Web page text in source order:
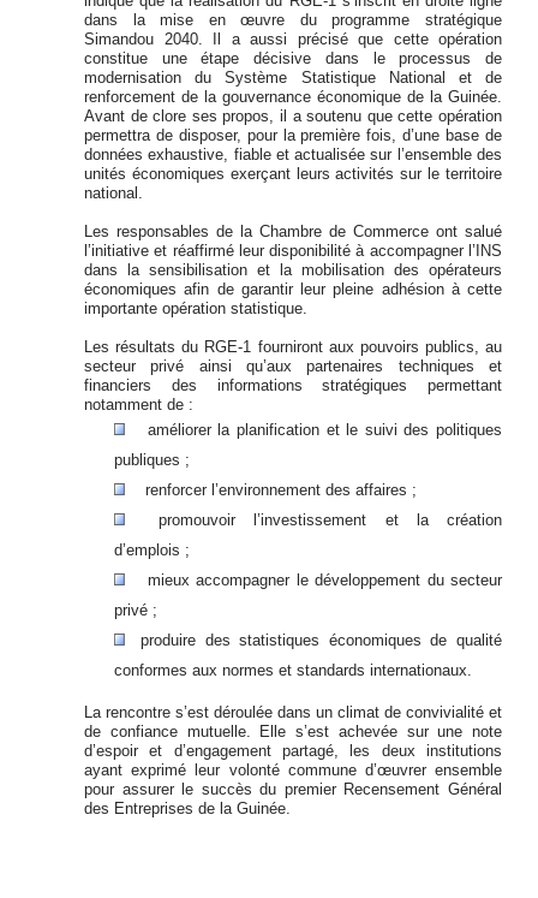
dans la mise en œuvre du programme stratégique
Simandou 2040. Il a aussi précisé que cette opération
constitue une étape décisive dans le processus de
modernisation du Système Statistique National et de
renforcement de la gouvernance économique de la Guinée.
Avant de clore ses propos, il a soutenu que cette opération
permettra de disposer, pour la première fois, d’une base de
données exhaustive, fiable et actualisée sur l’ensemble des
unités économiques exerçant leurs activités sur le territoire
national.
Les responsables de la Chambre de Commerce ont salué
l’initiative et réaffirmé leur disponibilité à accompagner l’INS
dans la sensibilisation et la mobilisation des opérateurs
économiques afin de garantir leur pleine adhésion à cette
importante opération statistique.
Les résultats du RGE-1 fourniront aux pouvoirs publics, au
secteur privé ainsi qu’aux partenaires techniques et
financiers des informations stratégiques permettant
notamment de :
améliorer la planification et le suivi des politiques
publiques ;
renforcer l’environnement des affaires ;
promouvoir l’investissement et la création
d’emplois ;
mieux accompagner le développement du secteur
privé ;
produire des statistiques économiques de qualité
conformes aux normes et standards internationaux.
La rencontre s’est déroulée dans un climat de convivialité et
de confiance mutuelle. Elle s’est achevée sur une note
d’espoir et d’engagement partagé, les deux institutions
ayant exprimé leur volonté commune d’œuvrer ensemble
pour assurer le succès du premier Recensement Général
des Entreprises de la Guinée.